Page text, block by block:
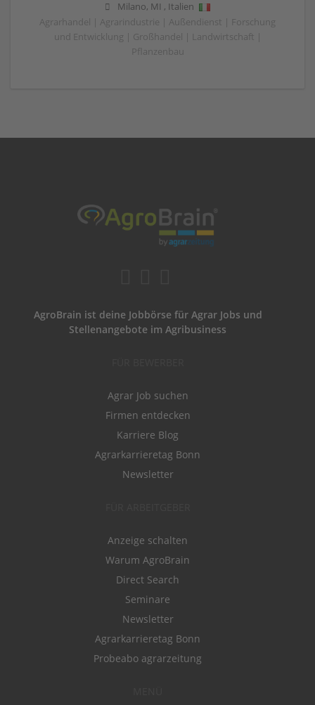
Milano, MI , Italien
Agrarhandel | Agrarindustrie | Außendienst | Forschung
und Entwicklung | Großhandel | Landwirtschaft |
Pflanzenbau
AgroBrain ist deine Jobbörse für Agrar Jobs und
Stellenangebote im Agribusiness
Agrar Job suchen
Firmen entdecken
Karriere Blog
Agrarkarrieretag Bonn
Newsletter
Anzeige schalten
Warum AgroBrain
Direct Search
Seminare
Newsletter
Agrarkarrieretag Bonn
Probeabo agrarzeitung